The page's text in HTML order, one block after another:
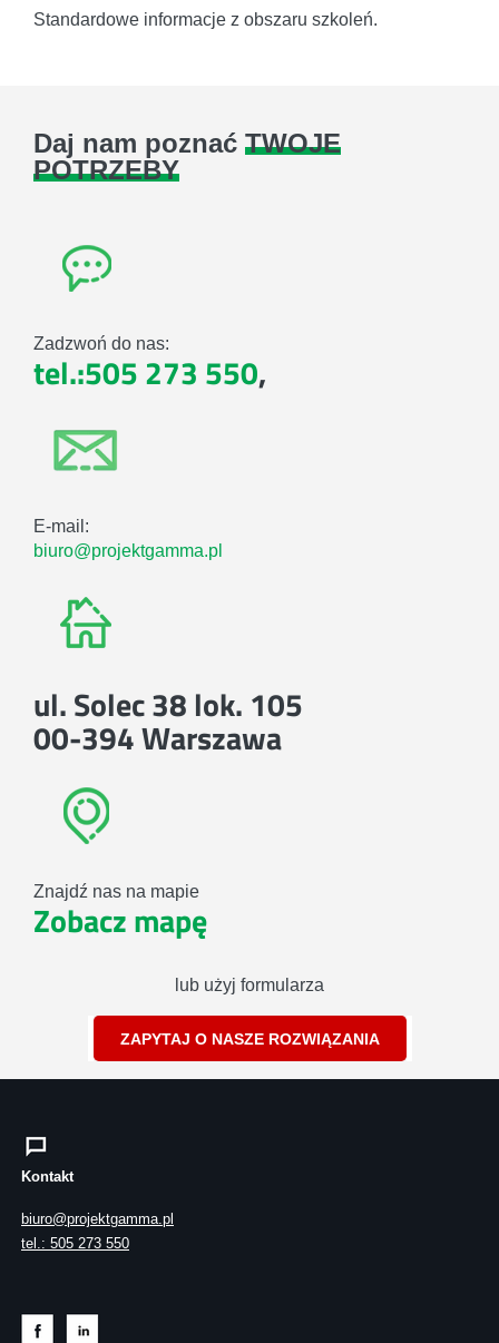
Standardowe informacje z obszaru szkoleń.
Daj nam poznać TWOJE
POTRZEBY
Zadzwoń do nas:
tel.:505 273 550,
E-mail:
biuro@projektgamma.pl
ul. Solec 38 lok. 105
00-394 Warszawa
Znajdź nas na mapie
Zobacz mapę
lub użyj formularza
ZAPYTAJ O NASZE ROZWIĄZANIA
Kontakt
biuro@projektgamma.pl
tel.: 505 273 550